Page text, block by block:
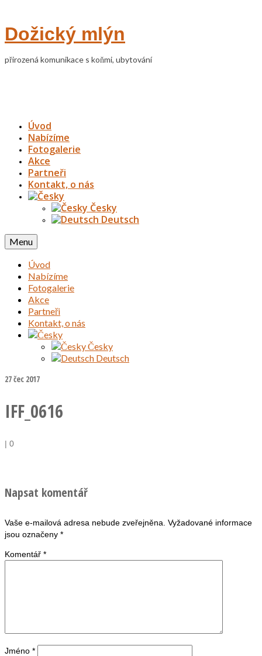
Dožický mlýn
přirozená komunikace s koňmi, ubytování
Úvod
Nabízíme
Fotogalerie
Akce
Partneři
Kontakt, o nás
Česky
Deutsch
Menu
Úvod
Nabízíme
Fotogalerie
Akce
Partneři
Kontakt, o nás
Česky
Deutsch
27čec 2017
IFF_0616
| 0
Napsat komentář
Vaše e-mailová adresa nebude zveřejněna. Vyžadované informace
jsou označeny *
Komentář *
Jméno *